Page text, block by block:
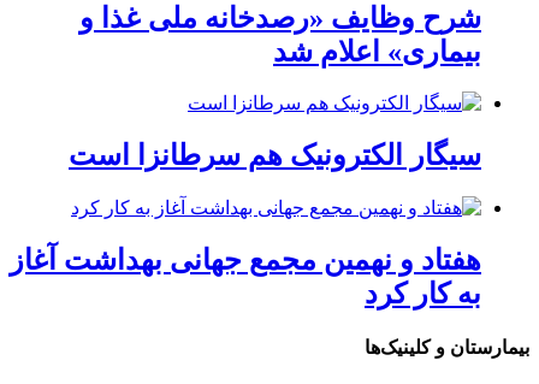
شرح وظایف «رصدخانه ملی غذا و
بیماری» اعلام شد
سیگار الکترونیک هم سرطانزا است
هفتاد و نهمین مجمع جهانی بهداشت آغاز
به کار کرد
بیمارستان و کلینیک‌ها